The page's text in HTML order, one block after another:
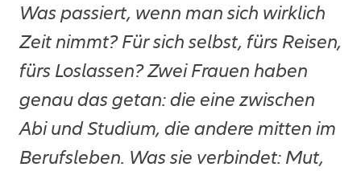
Was passiert, wenn man sich wirklich
Zeit nimmt? Für sich selbst, fürs Reisen,
fürs Loslassen? Zwei Frauen haben
genau das getan: die eine zwischen
Abi und Studium, die andere mitten im
Berufsleben. Was sie verbindet: Mut,